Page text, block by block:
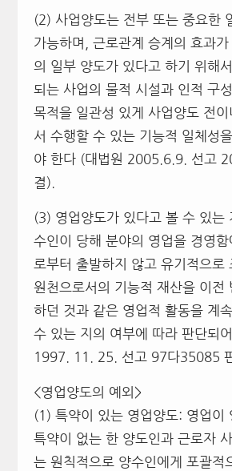
(2) 사업양도는 전부 또는 중요한
가능하며, 근로관계 승계의 효과
의 일부 양도가 있다고 하기 위해
되는 사업의 물적 시설과 인적 구
목적을 일관성 있게 사업양도 전이
서 수행할 수 있는 기능적 일체성
야 한다 (대법원 2005.6.9. 선고
결).
(3) 영업양도가 있다고 볼 수 있는
수인이 당해 분야의 영업을 경영
로부터 출발하지 않고 유기적으로
원천으로서의 기능적 재산을 이전
하던 것과 같은 영업적 활동을 계
수 있는 지의 여부에 따라 판단되
1997. 11. 25. 선고 97다35085
<영업양도의 예외>
(1) 특약이 있는 영업양도: 영업이
특약이 없는 한 양도인과 근로자
는 원칙적으로 양수인에게 포괄적